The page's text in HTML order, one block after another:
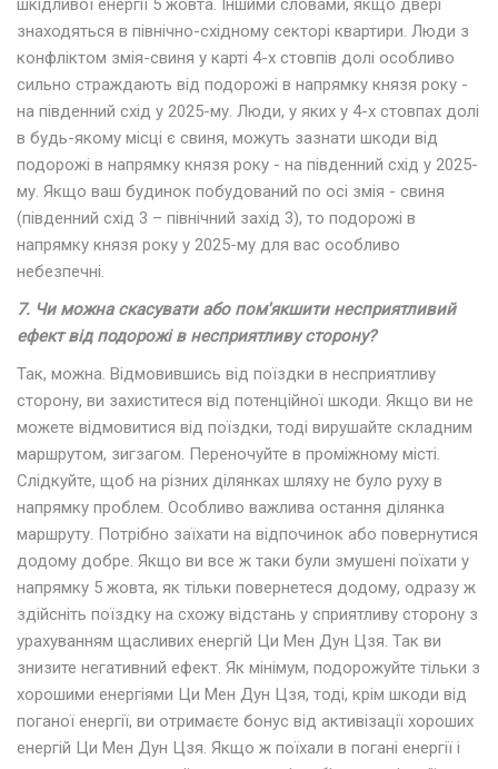
шкідливої енергії 5 жовта. Іншими словами, якщо двері
знаходяться в північно-східному секторі квартири. Люди з
конфліктом змія-свиня у карті 4-х стовпів долі особливо
сильно страждають від подорожі в напрямку князя року -
на південний схід у 2025-му. Люди, у яких у 4-х стовпах долі
в будь-якому місці є свиня, можуть зазнати шкоди від
подорожі в напрямку князя року - на південний схід у 2025-
му. Якщо ваш будинок побудований по осі змія - свиня
(південний схід 3 – північний захід 3), то подорожі в
напрямку князя року у 2025-му для вас особливо
небезпечні.
7. Чи можна скасувати або пом'якшити несприятливий
ефект від подорожі в несприятливу сторону?
Так, можна. Відмовившись від поїздки в несприятливу
сторону, ви захиститеся від потенційної шкоди. Якщо ви не
можете відмовитися від поїздки, тоді вирушайте складним
маршрутом, зигзагом. Переночуйте в проміжному місті.
Слідкуйте, щоб на різних ділянках шляху не було руху в
напрямку проблем. Особливо важлива остання ділянка
маршруту. Потрібно заїхати на відпочинок або повернутися
додому добре. Якщо ви все ж таки були змушені поїхати у
напрямку 5 жовта, як тільки повернетеся додому, одразу ж
здійсніть поїздку на схожу відстань у сприятливу сторону з
урахуванням щасливих енергій Ци Мен Дун Цзя. Так ви
знизите негативний ефект. Як мінімум, подорожуйте тільки з
хорошими енергіями Ци Мен Дун Цзя, тоді, крім шкоди від
поганої енергії, ви отримаєте бонус від активізації хороших
енергій Ци Мен Дун Цзя. Якщо ж поїхали в погані енергії і